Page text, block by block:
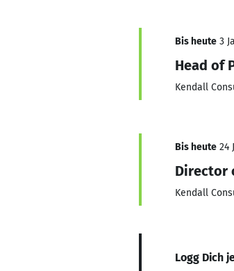
Bis heute 3
Head of
Kendall
Bis heute 24
Director
Kendall
Logg Dich